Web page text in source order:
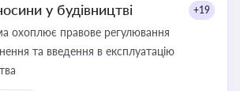
у будівництві +19
охоплює правове регулювання
та введення в експлуатацію